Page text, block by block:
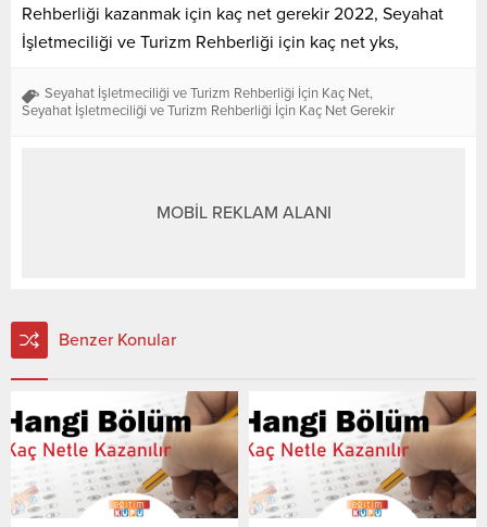
Rehberliği kazanmak için kaç net gerekir 2022, Seyahat
İşletmeciliği ve Turizm Rehberliği için kaç net yks,
Seyahat İşletmeciliği ve Turizm Rehberliği İçin Kaç Net,
Seyahat İşletmeciliği ve Turizm Rehberliği İçin Kaç Net Gerekir
MOBİL REKLAM ALANI
Benzer Konular